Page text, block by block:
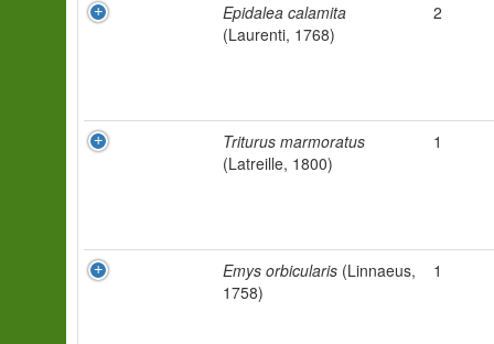
Epidalea calamita
(Laurenti, 1768)
2
Triturus marmoratus
(Latreille, 1800)
1
Emys orbicularis (Linnaeus,
1758)
1